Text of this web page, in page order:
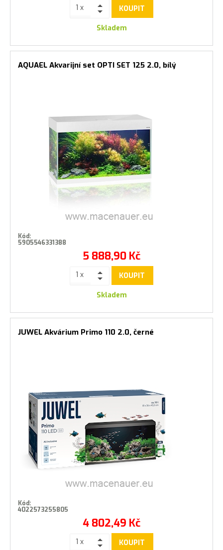
KOUPIT
Skladem
AQUAEL Akvarijní set OPTI SET 125 2.0, bílý
Kód:
5905546331388
5 888,90 Kč
KOUPIT
Skladem
JUWEL Akvárium Primo 110 2.0, černé
Kód:
4022573255805
4 802,49 Kč
KOUPIT